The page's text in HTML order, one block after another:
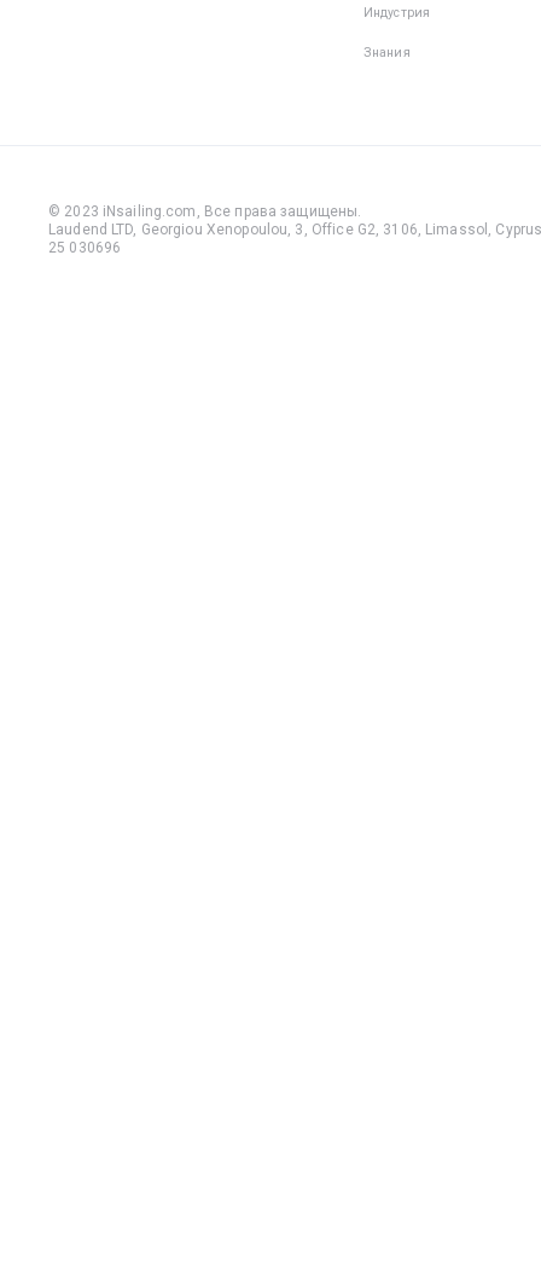
Индустрия
Знания
© 2023 iNsailing.com, Все права защищены.
Laudend LTD, Georgiou Xenopoulou, 3, Office G2, 3106, Limassol,
25 030696